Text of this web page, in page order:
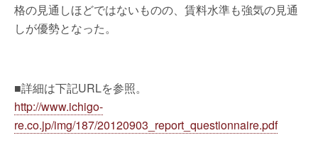
格の見通しほどではないものの、賃料水準も強気の見通
しが優勢となった。
■詳細は下記URLを参照。
http://www.ichigo-
re.co.jp/img/187/20120903_report_questionnaire.pdf